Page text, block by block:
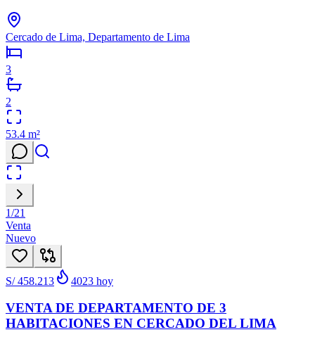
Cercado de Lima, Departamento de Lima
3
2
53.4 m²
1/21
Venta
Nuevo
S/ 458.213 4023 hoy
VENTA DE DEPARTAMENTO DE 3
HABITACIONES EN CERCADO DEL LIMA